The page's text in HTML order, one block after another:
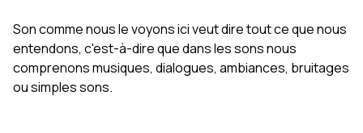
Son comme nous le voyons ici veut dire tout ce que nous
entendons, c'est-à-dire que dans les sons nous
comprenons musiques, dialogues, ambiances, bruitages
ou simples sons.